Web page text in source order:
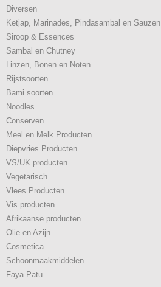
Diversen
Ketjap, Marinades, Pindasambal en Sauzen
Siroop & Essences
Sambal en Chutney
Linzen, Bonen en Noten
Rijstsoorten
Bami soorten
Noodles
Conserven
Meel en Melk Producten
Diepvries Producten
VS/UK producten
Vegetarisch
Vlees Producten
Vis producten
Afrikaanse producten
Olie en Azijn
Cosmetica
Schoonmaakmiddelen
Faya Patu